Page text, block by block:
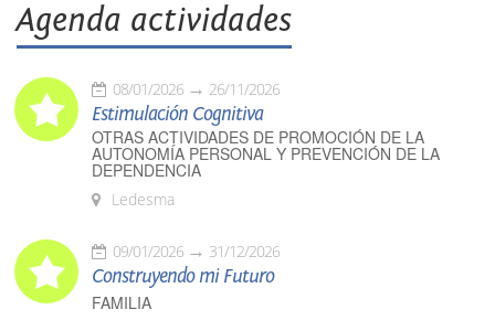
Agenda actividades
08/01/2026 26/11/2026
Estimulación Cognitiva
OTRAS ACTIVIDADES DE PROMOCIÓN DE LA
AUTONOMÍA PERSONAL Y PREVENCIÓN DE LA
DEPENDENCIA
Ledesma
09/01/2026 31/12/2026
Construyendo mi Futuro
FAMILIA